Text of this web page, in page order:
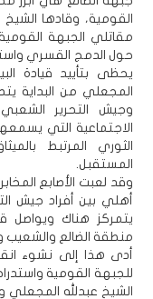
القومية، وقادها
مقاتلي الجبهة
حول الدمج القسري
يحظى بتأييد قيادة
المجعلي من البداية
وجيش التحرير
الاجتماعية التي
الثوري المرتبط
المستقبل.
وقد لعبت الأصابع
أهلي بين أفراد جيش
يتمركز هناك ويواصل
منطقة الضالع والشعيب
أدى هذا إلى نشوء
للجبهة القومية
الشيخ عبدلله